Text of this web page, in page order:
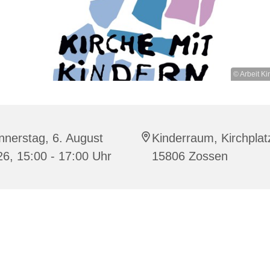
© Arbeit
6. August
15:00 - 17:00 Uhr
Kinderraum,
15806 Zossen